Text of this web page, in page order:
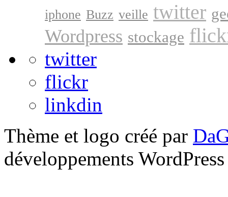
iphone Buzz veille twitter
Wordpress stockage
twitter
flickr
linkdin
Thème et logo créé par
développements